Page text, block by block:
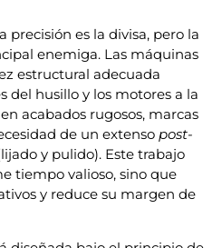
precisión es la divisa, pero la
enemiga. Las máquinas
estructural adecuada
del husillo y los motores a la
acabados rugosos, marcas
de un extenso post-
y pulido). Este trabajo
tiempo valioso, sino que
y reduce su margen de